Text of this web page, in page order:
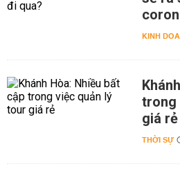
KINH
trong
giá rẻ
THỜI SỰ